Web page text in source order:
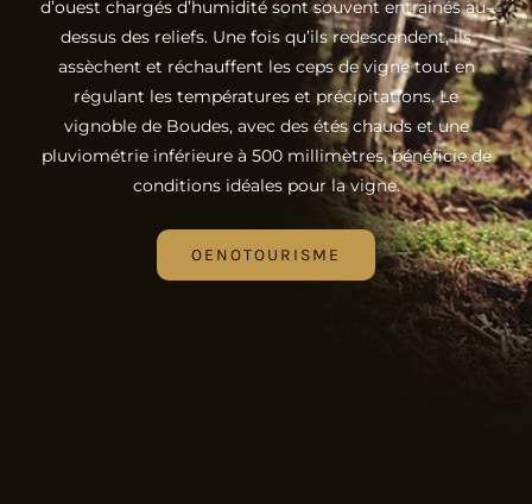
d’ouest chargés d’humidité sont souvent entrainés au-
dessus des reliefs. Une fois qu’ils redescendent, ils
assèchent et réchauffent les ceps de vigne tout en
régulant les températures et précipitations. Le
vignoble de Boudes, avec des étés chauds et une
pluviométrie inférieure à 500 millimètres, bénéficie de
conditions idéales pour la vigne.
OENOTOURISME